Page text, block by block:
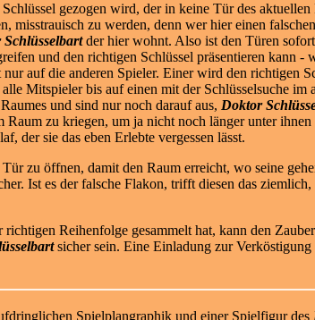
gezogen wird, der in keine Tür des aktuellen
misstrauisch zu werden, denn wer hier einen
der hier wohnt. Also ist den Türen
und den richtigen Schlüssel präsentieren kann -
auf die anderen Spieler. Einer wird den richtigen
Mitspieler bis auf einen mit der Schlüsselsuche im
und sind nur noch darauf aus, Doktor
zu kriegen, um ja nicht noch länger unter
der sie das eben Erlebte vergessen lässt.
zu öffnen, damit den Raum erreicht, wo seine
Ist es der falsche Flakon, trifft diesen das
Reihenfolge gesammelt hat, kann den
sicher sein. Eine Einladung zur Verköstigung
Spielplangraphik und einer Spielfigur des